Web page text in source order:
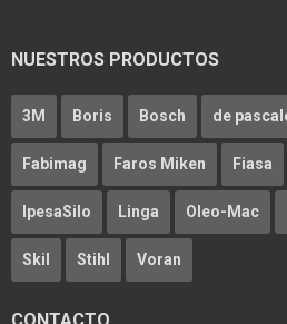
NUESTROS PRODUCTOS
3M Boris Bosch de
Fabimag Faros Miken Fiasa
IpesaSilo Linga Oleo-Mac
Skil Stihl Voran